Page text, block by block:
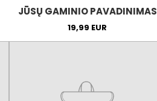
JŪSŲ GAMINIO PAVADINIMAS
19,99 EUR